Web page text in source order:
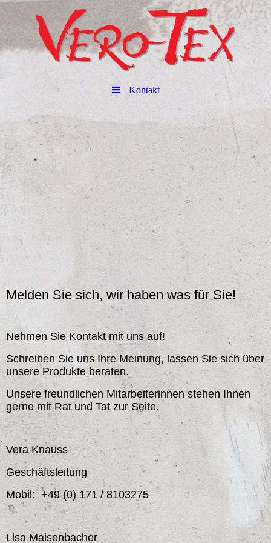
Kontakt
Melden Sie sich, wir haben was für Sie!
Nehmen Sie Kontakt mit uns auf!
Schreiben Sie uns Ihre Meinung, lassen Sie sich über
unsere Produkte beraten.
Unsere freundlichen Mitarbeiterinnen stehen Ihnen
gerne mit Rat und Tat zur Seite.
Vera Knauss
Geschäftsleitung
Mobil: +49 (0) 171 / 8103275
Lisa Maisenbacher